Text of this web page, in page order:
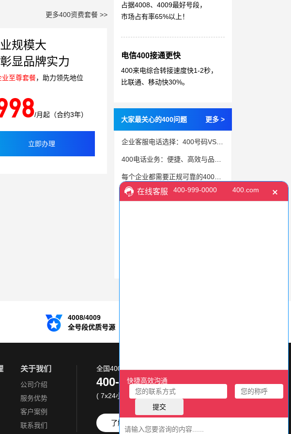
更多400资费套餐 >>
规模大
显品牌实力
业至尊套餐，助力领先地位
/月起（合约3年）
立即办理
占据4008、4009最好号段，
市场占有率65%以上！
电信400接通更快
400来电综合转接速度快1-2秒，
比联通、移动快30%。
大家最关心的400问题 更多 >
办理400电话需准备哪些材料和注意事项？了解一下
4008/4009
全号段优质号源
关于我们
公司介绍
服务优势
客户案例
联系我们
全国400电话服务热线:
400-870-8800
( 7x24小时 )
了解更多